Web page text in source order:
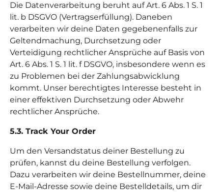
Die Datenverarbeitung beruht auf Art. 6 Abs. 1 S. 1
lit. b DSGVO (Vertragserfüllung). Daneben
verarbeiten wir deine Daten gegebenenfalls zur
Geltendmachung, Durchsetzung oder
Verteidigung rechtlicher Ansprüche auf Basis von
Art. 6 Abs. 1 S. 1 lit. f DSGVO, insbesondere wenn es
zu Problemen bei der Zahlungsabwicklung
kommt. Unser berechtigtes Interesse besteht in
einer effektiven Durchsetzung oder Abwehr
rechtlicher Ansprüche.
5.3. Track Your Order
Um den Versandstatus deiner Bestellung zu
prüfen, kannst du deine Bestellung verfolgen.
Dazu verarbeiten wir deine Bestellnummer, deine
E-Mail-Adresse sowie deine Bestelldetails, um dir